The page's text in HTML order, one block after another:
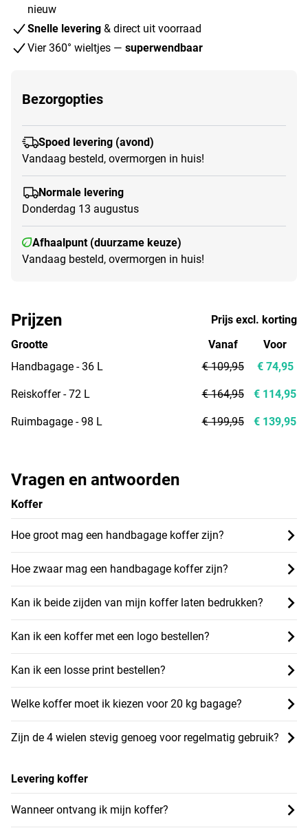
nieuw
Snelle levering & direct uit voorraad
Vier 360° wieltjes — superwendbaar
Bezorgopties
Spoed levering (avond)
Vandaag besteld, overmorgen in huis!
Normale levering
Donderdag 13 augustus
Afhaalpunt (duurzame keuze)
Vandaag besteld, overmorgen in huis!
Vragen en antwoorden
Koffer
Hoe groot mag een handbagage koffer zijn?
Hoe zwaar mag een handbagage koffer zijn?
Kan ik beide zijden van mijn koffer laten bedrukken?
Kan ik een koffer met een logo bestellen?
Kan ik een losse print bestellen?
Welke koffer moet ik kiezen voor 20 kg bagage?
Zijn de 4 wielen stevig genoeg voor regelmatig gebruik?
Levering koffer
Wanneer ontvang ik mijn koffer?
Prijzen
Prijs excl. korting
Grootte
Handbagage - 36 L
Reiskoffer - 72 L
Ruimbagage - 98 L
Vanaf
€ 109,95
€ 164,95
€ 199,95
Voor
€ 74,95
€ 114,95
€ 139,95